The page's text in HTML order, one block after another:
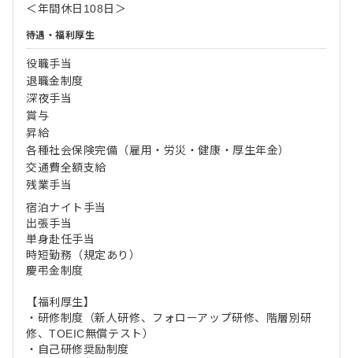
＜年間休日108日＞
待遇・福利厚生
役職手当
退職金制度
深夜手当
賞与
昇給
各種社会保険完備（雇用・労災・健康・厚生年金）
交通費全額支給
残業手当
宿泊ナイト手当
出張手当
単身赴任手当
時短勤務（規定あり）
慶弔金制度
【福利厚生】
・研修制度（新人研修、フォローアップ研修、階層別研
修、TOEIC無償テスト）
・自己研修奨励制度